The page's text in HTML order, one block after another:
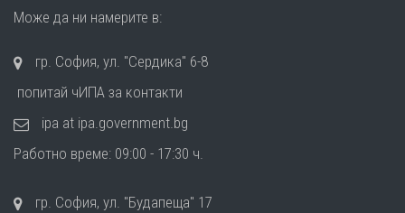
Може да ни намерите в:
гр. София, ул. "Сердика" 6-8
попитай чИПА за контакти
ipa at ipa.government.bg
Работно време: 09:00 - 17:30 ч.
гр. София, ул. "Будапеща" 17